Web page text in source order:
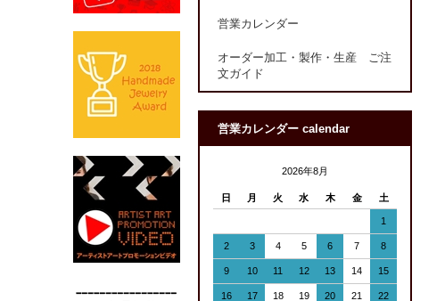
営業カレンダー
オーダー加工・製作・生産 ご注
文ガイド
営業カレンダー calendar
2026年8月
日 月 火 水 木 金 土
1
2 3 4 5 6 7 8
9 10 11 12 13 14 15
16 17 18 19 20 21 22